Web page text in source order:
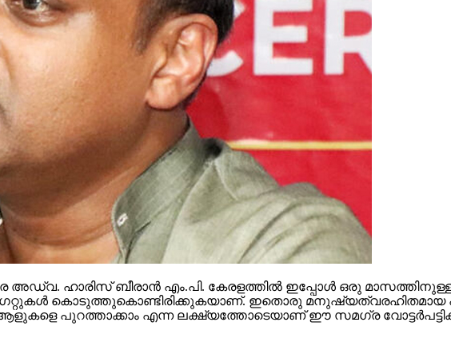
അഡ്വ. ഹാരിസ് ബീരാന്‍ എം.പി. കേരളത്തില്‍ ഇപ്പോള്‍ ഒരു
കൊടുത്തുകൊണ്ടിരിക്കുകയാണ്. ഇതൊരു മനുഷ്യത്വരഹിതമായ
പുറത്താക്കാം എന്ന ലക്ഷ്യത്തോടെയാണ് ഈ സമഗ്ര വോട്ടര്‍പട്ടിക